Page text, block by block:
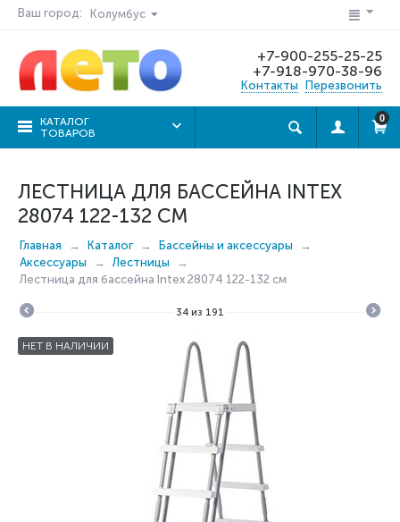
Ваш город: Колумбус
+7-900-255-25-25
+7-918-970-38-96
Контакты Перезвонить
КАТАЛОГ
ТОВАРОВ
0
ЛЕСТНИЦА ДЛЯ БАССЕЙНА INTEX
28074 122-132 СМ
Главная Каталог
Бассейны и аксессуары
Аксессуары
Лестницы
Лестница для бассейна Intex 28074 122-132 см
34 из 191
НЕТ В НАЛИЧИИ